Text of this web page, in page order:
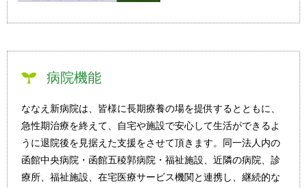
病院機能
ななえ新病院は、皆様に長期療養の場を提供するとともに、
急性期治療を終えて、自宅や施設で安心して生活ができるよ
うに退院後を見据えた支援をさせて頂きます。同一法人内の
函館中央病院・函館五稜郭病院・福祉施設、近隣の病院、診
療所、福祉施設、在宅医療サービス機関と連携し、継続的な